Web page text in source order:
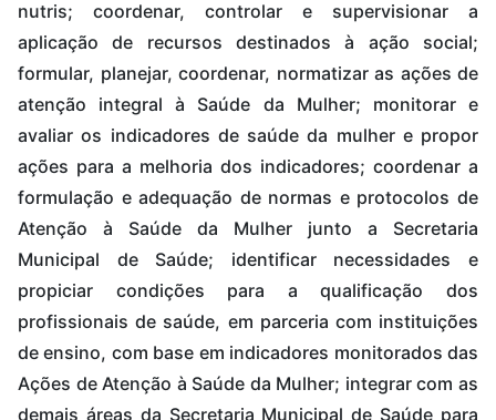
nutris; coordenar, controlar e supervisionar a
aplicação de recursos destinados à ação social;
formular, planejar, coordenar, normatizar as ações de
atenção integral à Saúde da Mulher; monitorar e
avaliar os indicadores de saúde da mulher e propor
ações para a melhoria dos indicadores; coordenar a
formulação e adequação de normas e protocolos de
Atenção à Saúde da Mulher junto a Secretaria
Municipal de Saúde; identificar necessidades e
propiciar condições para a qualificação dos
profissionais de saúde, em parceria com instituições
de ensino, com base em indicadores monitorados das
Ações de Atenção à Saúde da Mulher; integrar com as
demais áreas da Secretaria Municipal de Saúde para